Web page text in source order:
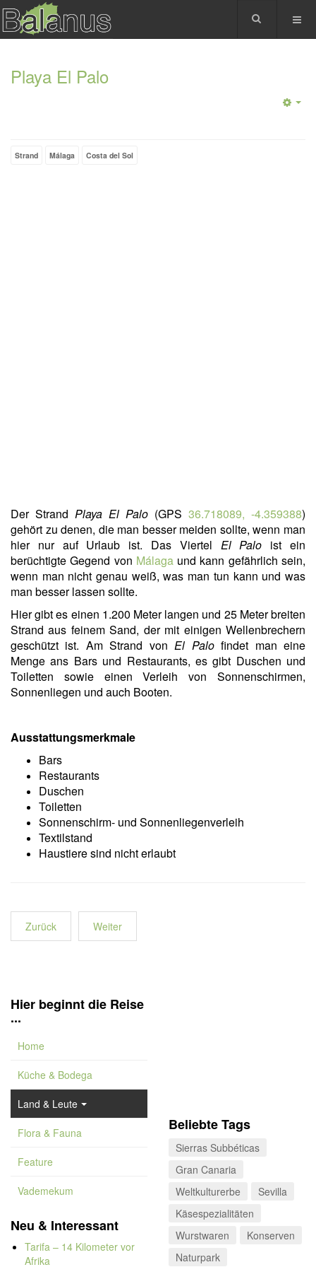
Playa El Palo
Strand Málaga Costa del Sol
Der Strand Playa El Palo (GPS 36.718089, -4.359388)
gehört zu denen, die man besser meiden sollte, wenn man
hier nur auf Urlaub ist. Das Viertel El Palo ist ein
berüchtigte Gegend von Málagaund kann gefährlich sein,
wenn man nicht genau weiß, was man tun kann und was
man besser lassen sollte.
Hier gibt es einen 1.200 Meter langen und 25 Meter breiten
Strand aus feinem Sand, der mit einigen Wellenbrechern
geschützt ist. Am Strand vonEl Palofindet man eine
Menge ans Bars und Restaurants, es gibt Duschen und
Toiletten sowie einen Verleih von Sonnenschirmen,
Sonnenliegen und auch Booten.
Ausstattungsmerkmale
Bars
Restaurants
Duschen
Toiletten
Sonnenschirm- und Sonnenliegenverleih
Textilstand
Haustiere sind nicht erlaubt
Zurück Weiter
Hier beginnt die Reise
...
Home
Küche & Bodega
Land & Leute
Flora & Fauna
Feature
Vademekum
Neu & Interessant
Tarifa – 14 Kilometer vor
Afrika
Beliebte Tags
Sierras Subbéticas
Gran Canaria
Weltkulturerbe
Sevilla
Käsespezialitäten
Wurstwaren
Konserven
Naturpark